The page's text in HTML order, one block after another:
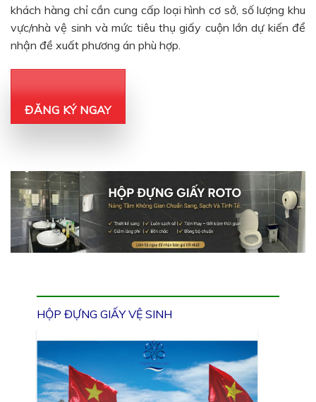
khách hàng chỉ cần cung cấp loại hình cơ sở, số lượng khu
vực/nhà vệ sinh và mức tiêu thụ giấy cuộn lớn dự kiến để
nhận đề xuất phương án phù hợp.
ĐĂNG KÝ NGAY
HỘP ĐỰNG GIẤY VỆ SINH